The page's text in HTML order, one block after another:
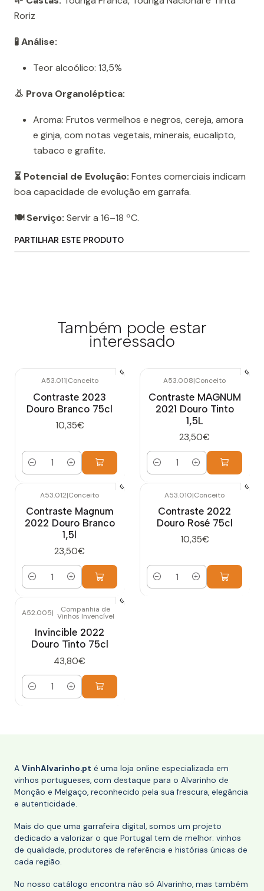
Roriz
🧪 Análise:
Teor alcoólico: 13,5%
👃 Prova Organoléptica:
Aroma: Frutos vermelhos e negros, cereja, amora
e ginja, com notas vegetais, minerais, eucalipto,
tabaco e grafite.
⏳ Potencial de Evolução: Fontes comerciais indicam
boa capacidade de evolução em garrafa.
🍽️ Serviço: Servir a 16–18 ºC.
PARTILHAR ESTE PRODUTO
Também pode estar
interessado
A53.011|Conceito
Contraste 2023
Douro Branco 75cl
10,35€
Quantidade
A53.008|Conceito
Contraste MAGNUM
2021 Douro Tinto
1,5L
23,50€
Quantidade
A53.012|Conceito
Contraste Magnum
2022 Douro Branco
1,5l
23,50€
Quantidade
A53.010|Conceito
Contraste 2022
Douro Rosé 75cl
10,35€
Quantidade
A52.005| Companhia de
Vinhos Invencível
Invincible 2022
Douro Tinto 75cl
43,80€
Quantidade
A VinhAlvarinho.pt é uma loja online especializada em
vinhos portugueses, com destaque para o Alvarinho de
Monção e Melgaço, reconhecido pela sua frescura, elegância
e autenticidade.
Mais do que uma garrafeira digital, somos um projeto
dedicado a valorizar o que Portugal tem de melhor: vinhos
de qualidade, produtores de referência e histórias únicas de
cada região.
No nosso catálogo encontra não só Alvarinho, mas também